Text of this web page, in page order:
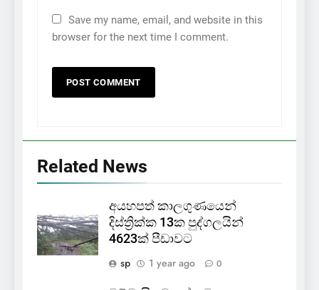
Save my name, email, and website in this
browser for the next time I comment.
Related News
අයහපත් කාලගුණයෙන්
දිස්ත්‍රික්ක 13ක පුද්ගලයින්
4623ක් පීඩාවට
sp
1 year ago 0